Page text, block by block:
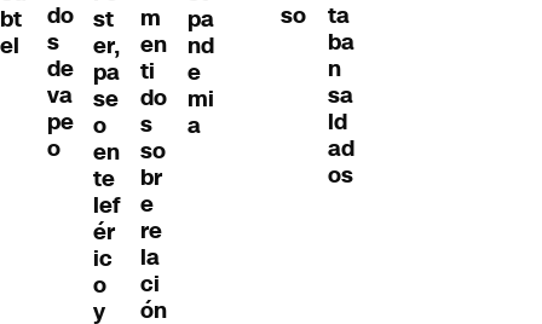
bt
el
do
s
de
va
pe
o
st
er,
pa
se
o
en
te
lef
ér
ic
o
y
m
en
ti
do
s
so
br
e
re
la
ci
ón
pa
nd
e
mi
a
so
ta
ba
n
sa
ld
ad
os